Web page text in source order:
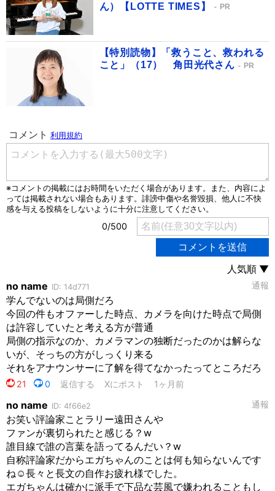
ん）【LOTTE TIMES】
PR
【特別読物】「救うこと、救われる
こと」（17） 角田光代さん
PR